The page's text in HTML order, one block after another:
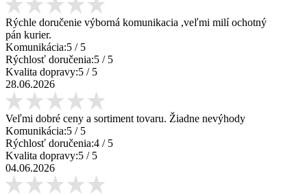
Rýchle doručenie výborná komunikacia ,veľmi milí ochotný
pán kurier.
Komunikácia:5 / 5
Rýchlosť doručenia:5 / 5
Kvalita dopravy:5 / 5
28.06.2026
Veľmi dobré ceny a sortiment tovaru. Žiadne nevýhody
Komunikácia:5 / 5
Rýchlosť doručenia:4 / 5
Kvalita dopravy:5 / 5
04.06.2026